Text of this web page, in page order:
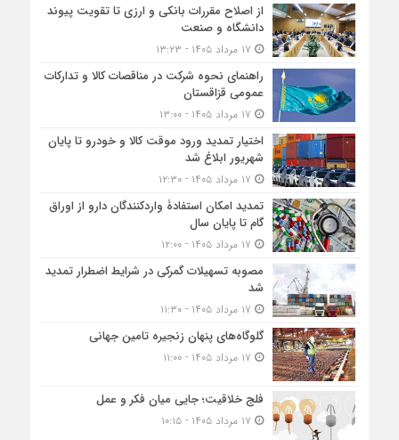
از اصلاح مقررات بانکی و ارزی تا تقویت پیوند
دانشگاه و صنعت
راهنمای نحوه شرکت در مناقصات کالا و تدارکات
عمومی قزاقستان
اختیار تمدید ورود موقت کالا و خودرو تا پایان
شهریور ابلاغ شد
تمدید امکان استفادۀ واردکنندگان دارو از اوراق
گام تا پایان سال
مصوبه تسهیلات گمرکی در شرایط اضطرار تمدید
شد
گلوگاه‌های پنهان زنجیره تامین جهانی
فلج خلاقیت؛ جایی میان فکر و عمل